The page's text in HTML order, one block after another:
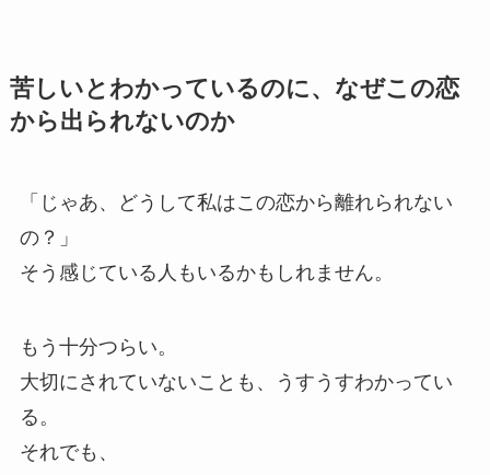
苦しいとわかっているのに、なぜこの恋
から出られないのか
「じゃあ、どうして私はこの恋から離れられない
の？」
そう感じている人もいるかもしれません。
もう十分つらい。
大切にされていないことも、うすうすわかってい
る。
それでも、